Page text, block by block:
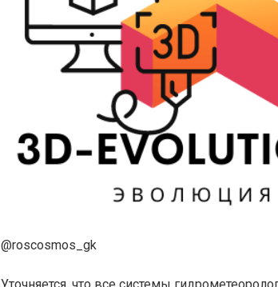
@roscosmos_gk